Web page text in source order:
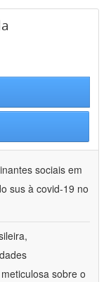
sociais em
sus à covid-19 no
sobre o